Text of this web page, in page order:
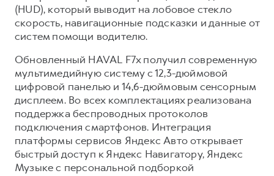
(HUD), который выводит на лобовое стекло
скорость, навигационные подсказки и данные от
систем помощи водителю.
Обновленный HAVAL F7x получил современную
мультимедийную систему с 12,3-дюймовой
цифровой панелью и 14,6-дюймовым сенсорным
дисплеем. Во всех комплектациях реализована
поддержка беспроводных протоколов
подключения смартфонов. Интеграция
платформы сервисов Яндекс Авто открывает
быстрый доступ к Яндекс Навигатору, Яндекс
Музыке с персональной подборкой